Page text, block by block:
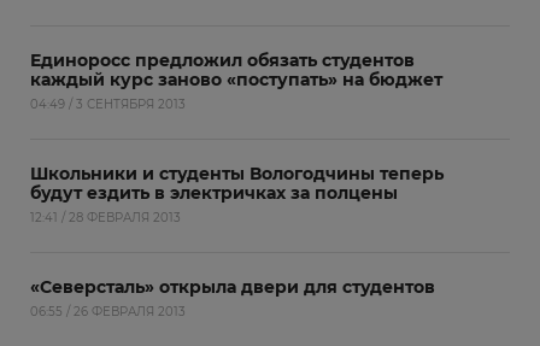
Единоросс предложил обязать студентов
каждый курс заново «поступать» на бюджет
04:49 / 3 СЕНТЯБРЯ 2013
Школьники и студенты Вологодчины теперь
будут ездить в электричках за полцены
12:41 / 28 ФЕВРАЛЯ 2013
«Северсталь» открыла двери для студентов
06:55 / 26 ФЕВРАЛЯ 2013